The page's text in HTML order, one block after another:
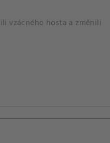
vzácného hosta a změnili